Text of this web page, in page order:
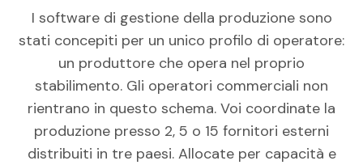
I software di gestione della produzione sono
stati concepiti per un unico profilo di operatore:
un produttore che opera nel proprio
stabilimento. Gli operatori commerciali non
rientrano in questo schema. Voi coordinate la
produzione presso 2, 5 o 15 fornitori esterni
distribuiti in tre paesi. Allocate per capacità e